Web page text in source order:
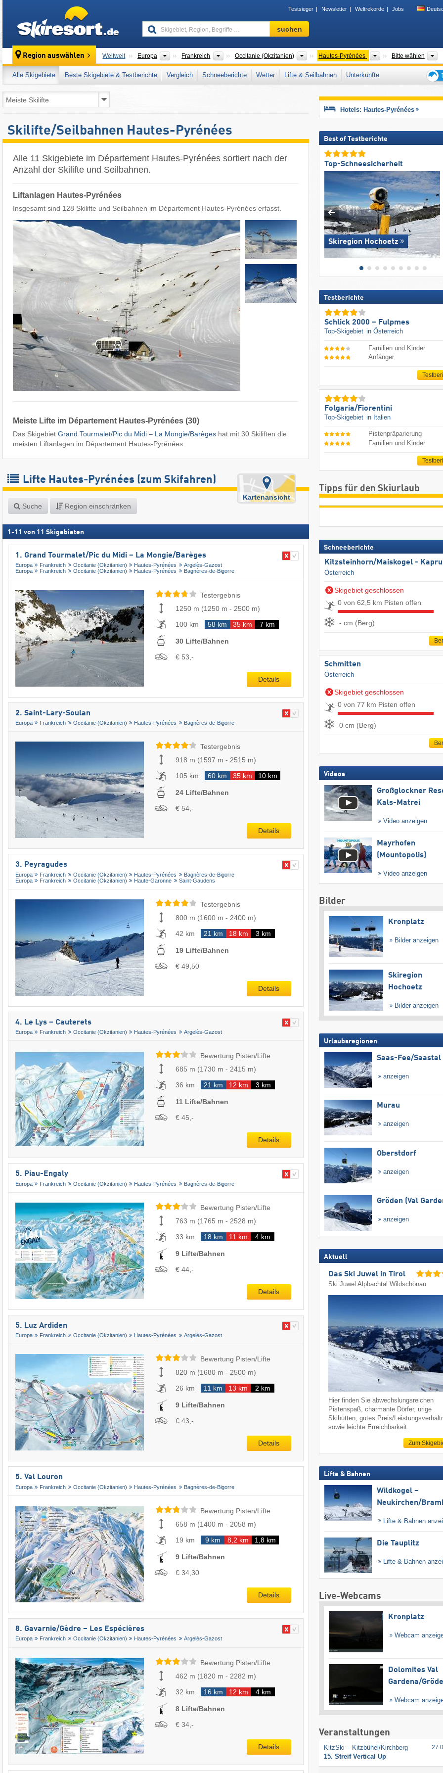
Testsieger Newsletter Weltrekorde Jobs
Skigebiet,
Region,
…
suchen
Region auswählen Weltweit Europa Kontinente
Frankreich LänderOccitanie (Okzitanien) Neue Regionen
Hautes-Pyrénées Départements
Bitte wählen
Alle Skigebiete Beste Skigebiete & Testberichte Vergleich Schneeberichte Wetter Lifte & Seilbahnen
Unterkünfte
für
Skilifte/Seilbahnen Hautes-Pyrénées
Alle 11 Skigebiete im Département Hautes-Pyrénées sortiert nach der
Anzahl der Skilifte und Seilbahnen.
Liftanlagen Hautes-Pyrénées
Insgesamt sind 128 Skilifte und Seilbahnen im Département Hautes-Pyrénées erfasst.
Meiste Lifte im Département Hautes-Pyrénées (30)
Das Skigebiet Grand Tourmalet/​Pic du Midi – La Mongie/​Barèges hat mit 30 Skiliften die
meisten Liftanlagen im Département Hautes-Pyrénées.
Lifte Hautes-Pyrénées (zum Skifahren)
Suche Region einschränken
Kartenansicht
1 -11 von 11 Skigebieten
1. Grand Tourmalet/​Pic du Midi – La Mongie/​Barèges
Europa Frankreich Occitanie (Okzitanien) Hautes-Pyrénées
Argelès-Gazost
Europa
Frankreich Occitanie (Okzitanien) Hautes-Pyrénées Bagnères-de-Bigorre
Testergebnis
1250 m (1250 m - 2500 m)
100 km
58 km 35 km 7 km
30 Lifte/Bahnen
€ 53,-
Details
2. Saint-Lary-Soulan
Europa Frankreich Occitanie (Okzitanien) Hautes-Pyrénées Bagnères-de-Bigorre
Testergebnis
918 m (1597 m - 2515 m)
105 km
60 km 35 km 10 km
24 Lifte/Bahnen
€ 54,-
Details
3. Peyragudes
Europa Frankreich Occitanie (Okzitanien) Hautes-Pyrénées
Bagnères-de-Bigorre
Europa
Frankreich Occitanie (Okzitanien) Haute-Garonne Saint-Gaudens
Testergebnis
800 m (1600 m - 2400 m)
42 km
21 km 18 km 3 km
19 Lifte/Bahnen
€ 49,50
Details
4. Le Lys – Cauterets
Europa Frankreich Occitanie (Okzitanien) Hautes-Pyrénées Argelès-Gazost
Bewertung Pisten/Lifte
685 m (1730 m - 2415 m)
36 km
21 km 12 km 3 km
11 Lifte/Bahnen
€ 45,-
Details
5. Piau-Engaly
Europa Frankreich Occitanie (Okzitanien) Hautes-Pyrénées Bagnères-de-Bigorre
Bewertung Pisten/Lifte
763 m (1765 m - 2528 m)
33 km
18 km 11 km 4 km
9 Lifte/Bahnen
€ 44,-
Details
5. Luz Ardiden
Europa Frankreich Occitanie (Okzitanien) Hautes-Pyrénées Argelès-Gazost
Bewertung Pisten/Lifte
820 m (1680 m - 2500 m)
26 km
11 km 13 km 2 km
9 Lifte/Bahnen
€ 43,-
Details
5. Val Louron
Europa Frankreich Occitanie (Okzitanien) Hautes-Pyrénées Bagnères-de-Bigorre
Bewertung Pisten/Lifte
658 m (1400 m - 2058 m)
19 km
9 km 8,2 km 1,8 km
9 Lifte/Bahnen
€ 34,30
Details
8. Gavarnie/​Gèdre – Les Espécières
Europa Frankreich Occitanie (Okzitanien) Hautes-Pyrénées Argelès-Gazost
Bewertung Pisten/Lifte
462 m (1820 m - 2282 m)
32 km
16 km 12 km 4 km
8 Lifte/Bahnen
€ 34,-
Details
Hotels: Hautes-Pyrénées
Best of Testberichte
Top-Schneesicherheit
Skiregion Hochoetz
Testberichte
Schlick 2000 – Fulpmes
Top-Skigebiet in Österreich
Familien und Kinder
Anfänger
Folgaria/​Fiorentini
Top-Skigebiet in Italien
Pistenpräparierung
Familien und Kinder
Tipps für den Skiurlaub
Schneeberichte
Kitzsteinhorn/​Maiskogel -
Österreich
Skigebiet geschlossen
0 von 62,5 km Pisten offen
- cm (Berg)
Schmitten
Österreich
Skigebiet geschlossen
0 von 77 km Pisten offen
0 cm (Berg)
Videos
Großglockner
Kals-Matrei
Video anzeigen
Mayrhofen
(Mountopolis)
Video anzeigen
Bilder
Kronplatz
Bilder anzeigen
Skiregion
Hochoetz
Bilder anzeigen
Urlaubsregionen
Saas-Fee/​Saastal
anzeigen
Murau
anzeigen
Oberstdorf
anzeigen
Gröden (Val
anzeigen
Aktuell
Das Ski Juwel in Tirol
Ski Juwel Alpbachtal Wildschönau
Hier finden Sie abwechslungsreichen
Pistenspaß, charmante Dörfer, urige
Skihütten, gutes Preis/
sowie leichte Erreichbarkeit.
Zum
Lifte & Bahnen
Wildkogel –
Neukirchen/​
Lifte & Bahnen
Die Tauplitz
Lifte & Bahnen
Live-Webcams
Kronplatz
Webcam
Dolomites Val
Gardena/​
Webcam
Veranstaltungen
KitzSki – Kitzbühel/​Kirchberg
15. Streif Vertical Up